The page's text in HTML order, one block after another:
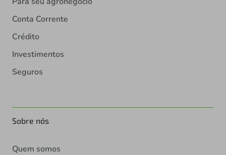
Conta Corrente
Crédito
Investimentos
Seguros
Sobre nós
Quem somos